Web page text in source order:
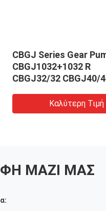
CBGJ Series Gear
CBGJ1032+1032 R
CBGJ32/32 CBGJ40/
Καλύτερη Τιμή
ΜΑΖΊ ΜΑΣ